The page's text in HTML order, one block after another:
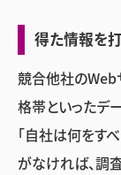
得た情報を
競合他社のWeb
格帯といったデ
「自社は何をす
がなければ、調